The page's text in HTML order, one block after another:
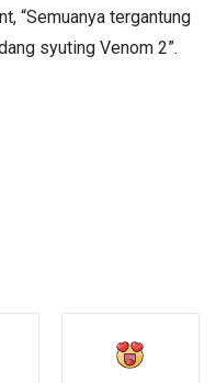
“Semuanya tergantung
syuting Venom 2”.